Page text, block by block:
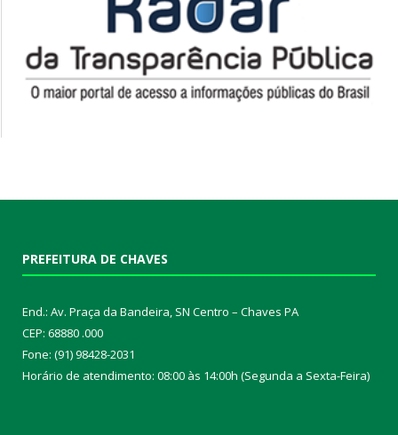
PREFEITURA DE CHAVES
End.: Av. Praça da Bandeira, SN Centro – Chaves PA
CEP: 68880 .000
Fone: (91) 98428-2031
Horário de atendimento: 08:00 às 14:00h (Segunda a Sexta-Feira)